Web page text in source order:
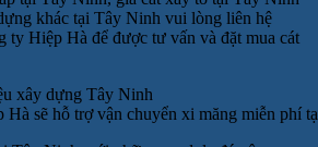
khác tại Tây Ninh vui lòng liên hệ
ty Hiệp Hà để được tư vấn và đặt mua cát
sẽ hỗ trợ vận chuyển xi măng miễn phí